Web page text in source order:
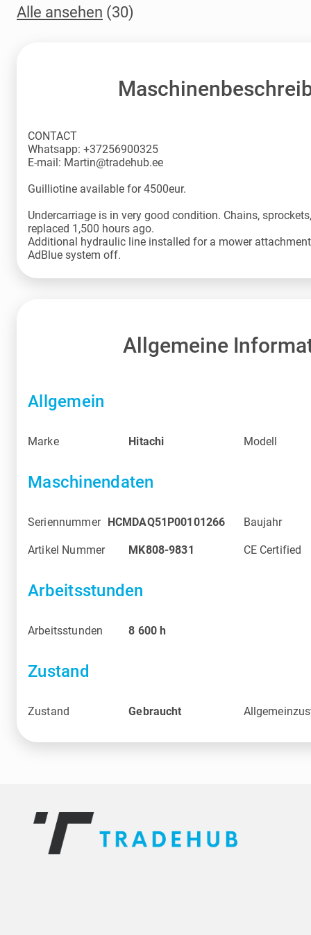
Alle ansehen (30)
CONTACT
Whatsapp: +37256900325
E-mail: Martin@tradehub.ee
Guilliotine available for 4500eur.
Undercarriage is in very good condition. Chains,
replaced 1,500 hours ago.
Additional hydraulic line installed for a mower
AdBlue system off.
Allgemeine
Allgemein
Marke Hitachi Modell
Maschinendaten
Seriennummer HCMDAQ51P00101266 Baujahr
Artikel Nummer MK808-9831 CE Certified
Arbeitsstunden
Arbeitsstunden 8 600h
Zustand
Zustand Gebraucht